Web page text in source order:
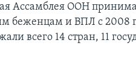
Ассамблея ООН
беженцам и ВПЛ с 2008
всего 14 стран, 11